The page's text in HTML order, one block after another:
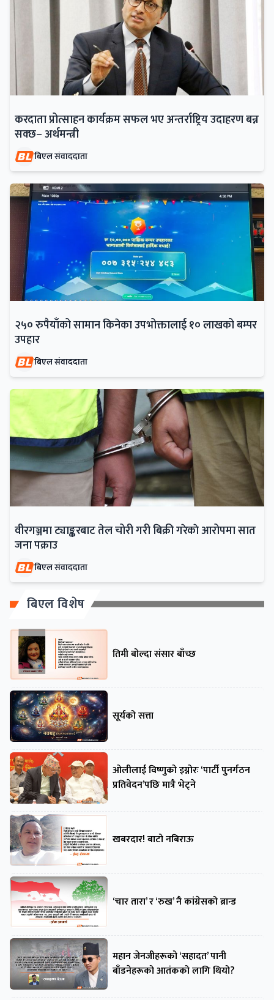
करदाता प्रोत्साहन कार्यक्रम सफल भए अन्तर्राष्ट्रिय उदाहरण बन्न
सक्छ– अर्थमन्त्री
बिएल संवाददाता
२५० रुपैयाँको सामान किनेका उपभोक्तालाई १० लाखको बम्पर
उपहार
बिएल संवाददाता
वीरगञ्जमा ट्याङ्करबाट तेल चोरी गरी बिक्री गरेकाे आरोपमा सात
जना पक्राउ
बिएल संवाददाता
बिएल विशेष
तिमी बोल्दा संसार बाँच्छ
सूर्यको सत्ता
ओलीलाई विष्णुको इग्नोरः ‘पार्टी पुनर्गठन
प्रतिवेदन’पछि मात्रै भेट्ने
खबरदार! बाटो नबिराऊ
‘चार तारा’ र ‘रुख’ नै कांग्रेसको ब्रान्ड
महान जेनजीहरूको ‘सहादत’ पानी
बाँडनेहरूको आतंकको लागि थियो?